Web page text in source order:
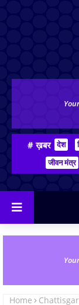
# ख़बर देश
जीवन मंत्र
Home